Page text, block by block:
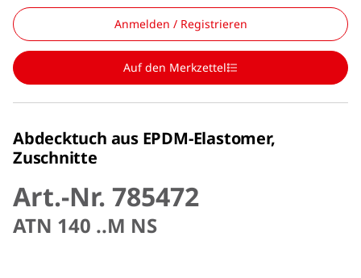
Anmelden / Registrieren
Auf den Merkzettel
Abdecktuch aus EPDM-Elastomer,
Zuschnitte
Art.-Nr. 785472
ATN 140 ..M NS